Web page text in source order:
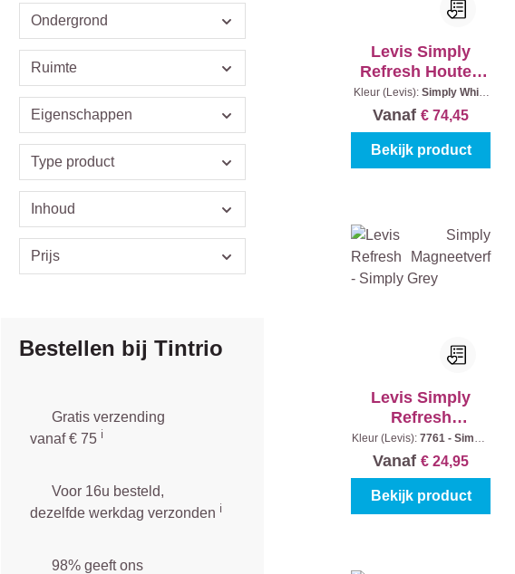
Ondergrond
Ruimte
Eigenschappen
Type product
Inhoud
Prijs
Bestellen bij Tintrio
Gratis verzending
vanaf € 75 ℹ️
Voor 16u besteld,
dezelfde werkdag verzonden ℹ️
98% geeft ons
Levis Simply
Refresh Houten
Plafonds
Kleur (Levis): Simply White
Vanaf€ 74,45
Bekijk product
Levis Simply
Refresh
Magneetverf -
Simply Grey
Kleur (Levis):7761 - Simply
Vanaf€ 24,95
Bekijk product